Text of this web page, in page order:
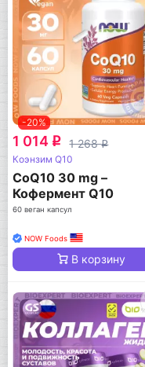
-20%
1 014 q 1 268q
Коэнзим Q10
CoQ10 30 mg –
Кофермент Q10
60 веган капсул
NOW Foods
В корзину